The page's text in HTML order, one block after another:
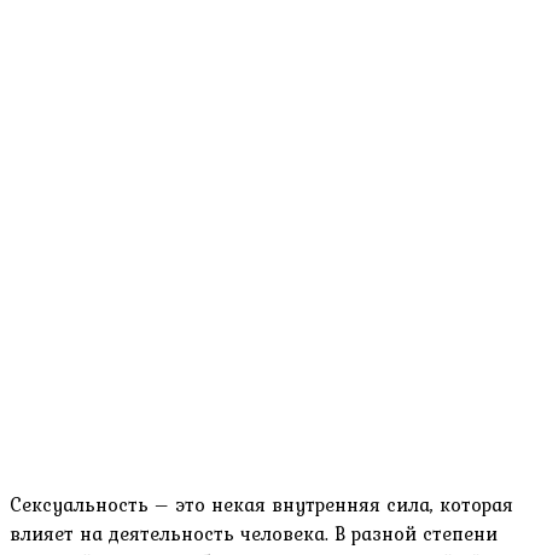
Сексуальность – это некая внутренняя сила, которая
влияет на деятельность человека. В разной степени